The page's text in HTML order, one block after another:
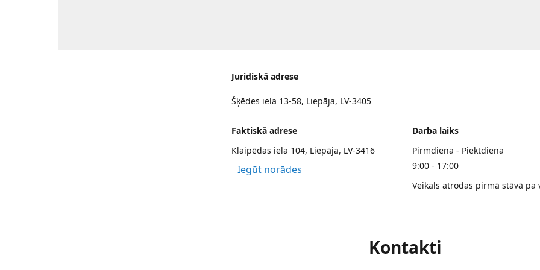
Juridiskā adrese
Šķēdes iela 13-58, Liepāja, LV-3405
Faktiskā adrese
Klaipēdas iela 104, Liepāja, LV-3416
Iegūt norādes
Darba laiks
Pirmdiena - Piektdiena
9:00 - 17:00
Veikals atrodas pirmā stāvā pa
Kontakti